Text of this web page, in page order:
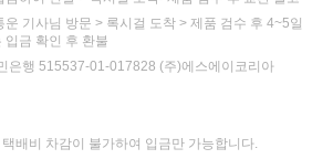
기사님 방문 > 록시걸 도착 > 제품 검수 후 4~5일
입금 확인 후 환불
은행 515537-01-017828 (주)에스에이코리아
배비 차감이 불가하여 입금만 가능합니다.